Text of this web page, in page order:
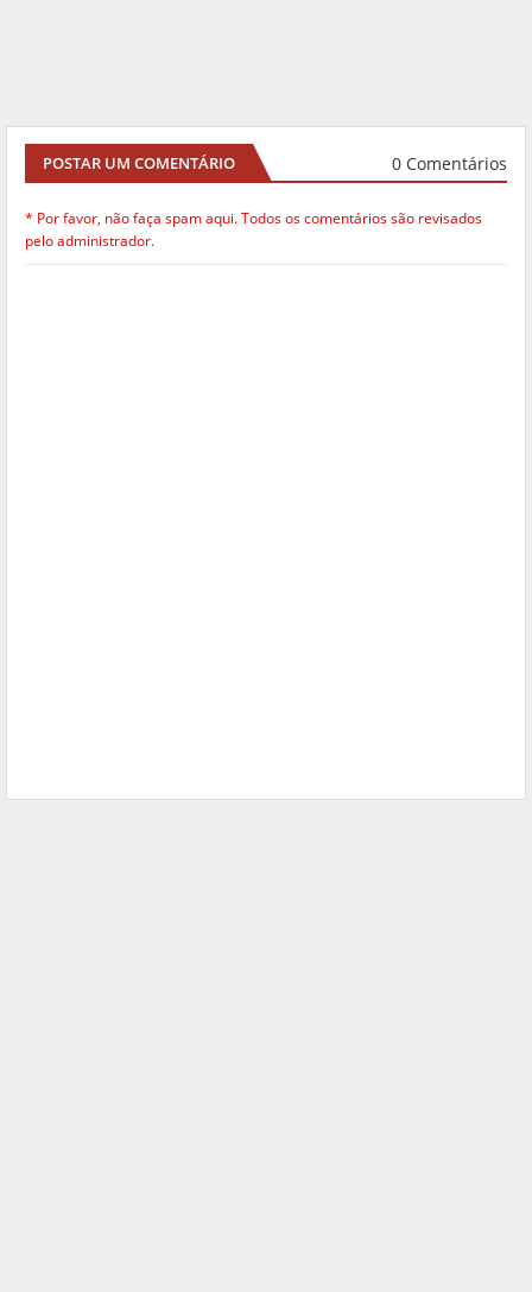
POSTAR UM COMENTÁRIO 0 Comentários
* Por favor, não faça spam aqui. Todos os comentários são revisados
pelo administrador.